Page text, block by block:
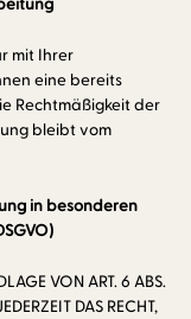
mit Ihrer
eine bereits
Rechtmäßigkeit der
bleibt vom
in besonderen
VON ART. 6 ABS.
DAS RECHT,